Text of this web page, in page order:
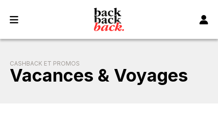
CASHBACK ET PROMOS
Vacances & Voyages